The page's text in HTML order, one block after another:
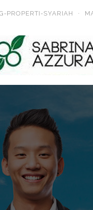
PROPERTI-SYARIAH ·